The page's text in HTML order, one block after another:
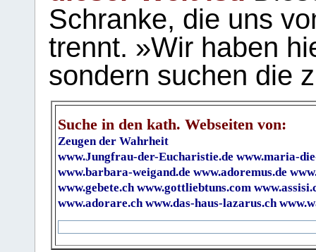
Schranke, die uns
trennt. »Wir haben
sondern suchen die
Suche in den kath. Webseiten von:
Zeugen der Wahrheit
www.Jungfrau-der-Eucharistie.de www.maria-
www.barbara-weigand.de www.adoremus.de
www.gebete.ch www.gottliebtuns.com
www.adorare.ch www.das-haus-lazarus.ch